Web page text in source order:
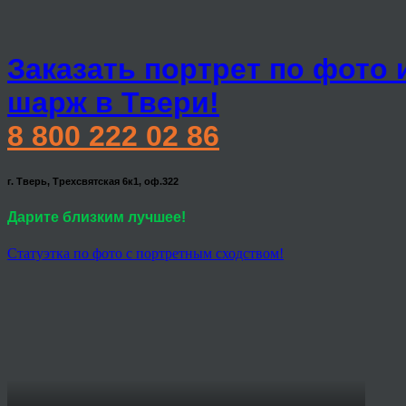
Заказать портрет по фото
шарж в Твери!
8 800 222 02 86
г. Тверь, Трехсвятская 6к1, оф.322
Дарите близким лучшее!
Статуэтка по фото с портретным сходством!